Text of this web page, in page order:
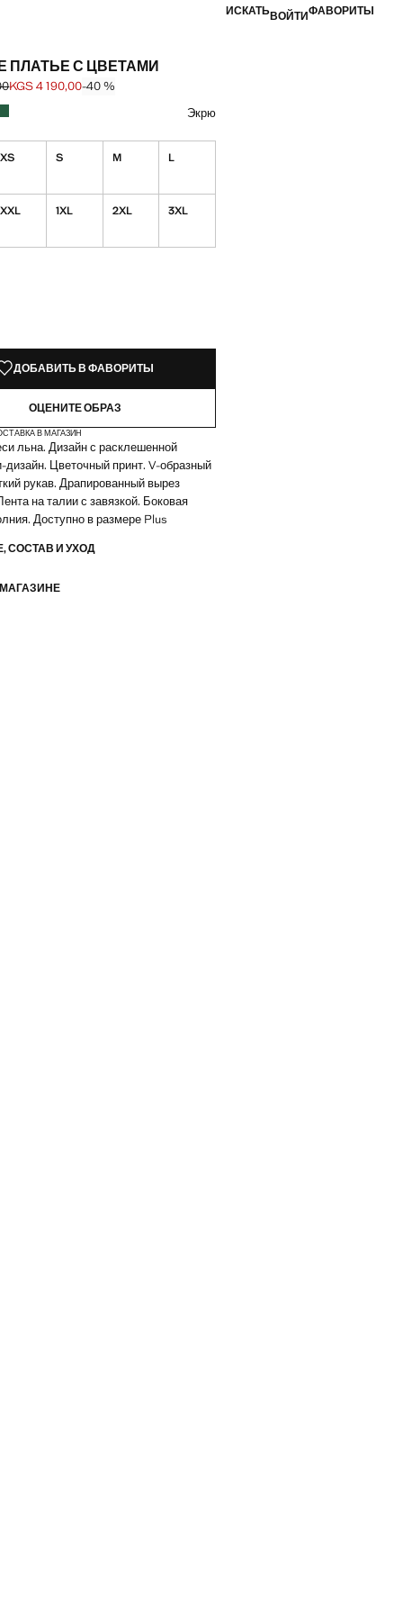
ИСКАТЬВОЙТИФАВОРИТЫ
ПЛАТЬЕ С ЦВЕТАМИ
зачеркнута [KGS 6 990,00 ]
[KGS 4 190,00 ]
KGS 4 190,00-40 %
Экрю
Зеленый
Экрю
XS S M L
XXL 1XL 2XL 3XL
ДОБАВИТЬ В ФАВОРИТЫ
ОЦЕНИТЕ ОБРАЗ
В МАГАЗИН
льна. Дизайн с расклешенной
Цветочный принт. V-образный
рукав. Драпированный вырез
на талии с завязкой. Боковая
Доступно в размере Plus
СОСТАВ И УХОД